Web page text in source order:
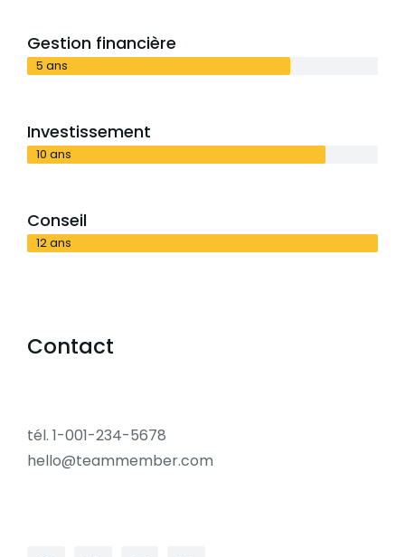
Gestion financière
5 ans
Investissement
10 ans
Conseil
12 ans
Contact
tél. 1-001-234-5678
hello@teammember.com